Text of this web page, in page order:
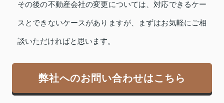
その後の不動産会社の変更については、対応できるケー
スとできないケースがありますが、まずはお気軽にご相
談いただければと思います。
弊社へのお問い合わせはこちら